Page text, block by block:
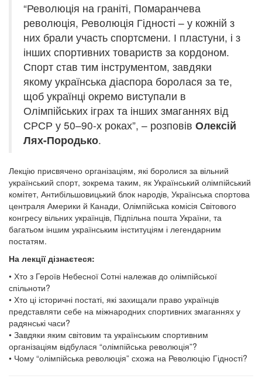
“Революція на граніті, Помаранчева
революція, Революція Гідності – у кожній з
них брали участь спортсмени. І пластуни, і з
інших спортивних товариств за кордоном.
Спорт став тим інструментом, завдяки
якому українська діаспора боролася за те,
щоб українці окремо виступали в
Олімпійських іграх та інших змаганнях від
СРСР у 50–90-х роках”, – розповів Олексій
Лях-Породько.
Лекцію присвячено організаціям, які боролися за вільний
український спорт, зокрема таким, як Український олімпійський
комітет, Антибільшовицький блок народів, Українська спортова
централя Америки й Канади, Олімпійська комісія Світового
конгресу вільних українців, Підпільна пошта України, та
багатьом іншим українським інституціям і легендарним
постатям.
На лекції дізнаєтеся:
• Хто з Героїв Небесної Сотні належав до олімпійської
спільноти?
• Хто ці історичні постаті, які захищали право українців
представляти себе на міжнародних спортивних змаганнях у
радянські часи?
• Завдяки яким світовим та українським спортивним
організаціям відбулася “олімпійська революція”?
• Чому “олімпійська революція” схожа на Революцію Гідності?